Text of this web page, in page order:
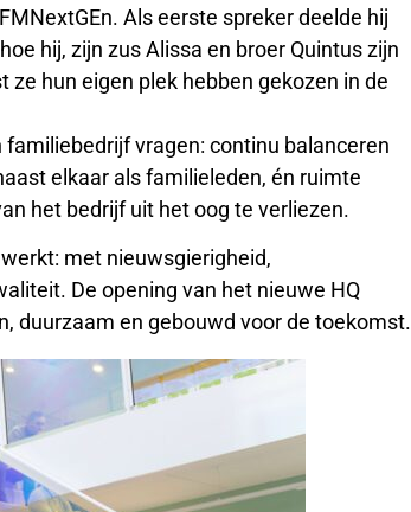
Als eerste spreker deelde hij
hij, zijn zus Alissa en broer Quintus zijn
hun eigen plek hebben gekozen in de
vragen: continu balanceren
elkaar als familieleden, én ruimte
het bedrijf uit het oog te verliezen.
met nieuwsgierigheid,
De opening van het nieuwe HQ
duurzaam en gebouwd voor de toekomst.